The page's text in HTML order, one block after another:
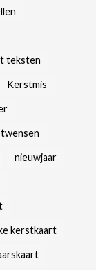
teksten
Kerstmis
nieuwjaar
kerstkaart